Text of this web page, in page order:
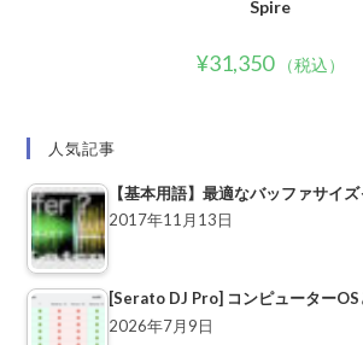
Spire
¥31,350 （税込）
人気記事
【基本用語】最適なバッファサイズ
2017年11月13日
[Serato DJ Pro] コンピューター
2026年7月9日